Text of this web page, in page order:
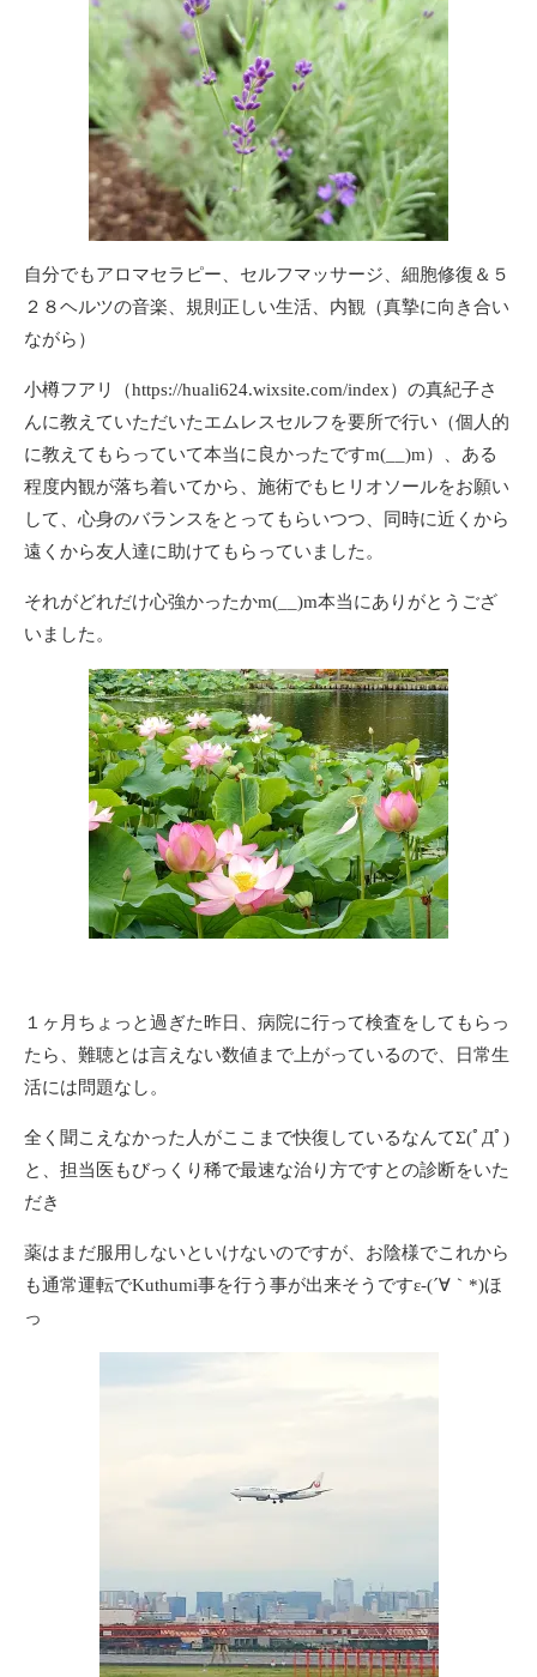
自分でもアロマセラピー、セルフマッサージ、細胞修復＆５
２８ヘルツの音楽、規則正しい生活、内観（真摯に向き合い
ながら）
小樽フアリ（https://huali624.wixsite.com/index）の真紀子さ
んに教えていただいたエムレスセルフを要所で行い（個人的
に教えてもらっていて本当に良かったですm(__)m）、ある
程度内観が落ち着いてから、施術でもヒリオソールをお願い
して、心身のバランスをとってもらいつつ、同時に近くから
遠くから友人達に助けてもらっていました。
それがどれだけ心強かったかm(__)m本当にありがとうござ
いました。
１ヶ月ちょっと過ぎた昨日、病院に行って検査をしてもらっ
たら、難聴とは言えない数値まで上がっているので、日常生
活には問題なし。
全く聞こえなかった人がここまで快復しているなんてΣ(ﾟДﾟ)
と、担当医もびっくり稀で最速な治り方ですとの診断をいた
だき
薬はまだ服用しないといけないのですが、お陰様でこれから
も通常運転でKuthumi事を行う事が出来そうですε-(´∀｀*)ほ
っ